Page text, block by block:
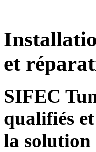
et
SIFEC
qualifiés
la solution